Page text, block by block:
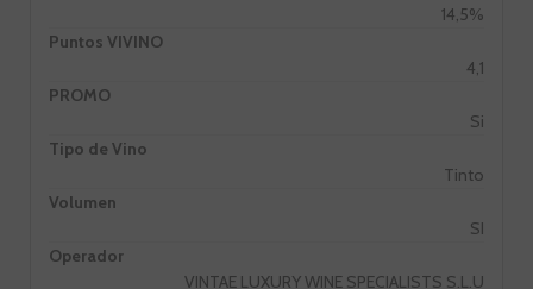
14,5%
Puntos VIVINO
4,1
PROMO
Si
Tipo de Vino
Tinto
Volumen
SI
Operador
VINTAE LUXURY WINE SPECIALISTS S.L.U